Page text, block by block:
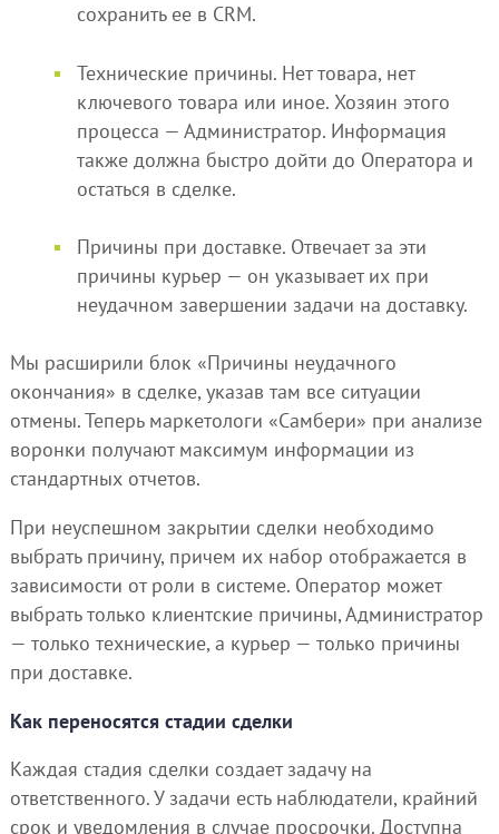
сохранить ее в CRM.
Технические причины. Нет товара, нет
ключевого товара или иное. Хозяин этого
процесса — Администратор. Информация
также должна быстро дойти до Оператора и
остаться в сделке.
Причины при доставке. Отвечает за эти
причины курьер — он указывает их при
неудачном завершении задачи на доставку.
Мы расширили блок «Причины неудачного
окончания» в сделке, указав там все ситуации
отмены. Теперь маркетологи «Самбери» при анализе
воронки получают максимум информации из
стандартных отчетов.
При неуспешном закрытии сделки необходимо
выбрать причину, причем их набор отображается в
зависимости от роли в системе. Оператор может
выбрать только клиентские причины, Администратор
— только технические, а курьер — только причины
при доставке.
Как переносятся стадии сделки
Каждая стадия сделки создает задачу на
ответственного. У задачи есть наблюдатели, крайний
срок и уведомления в случае просрочки. Доступна